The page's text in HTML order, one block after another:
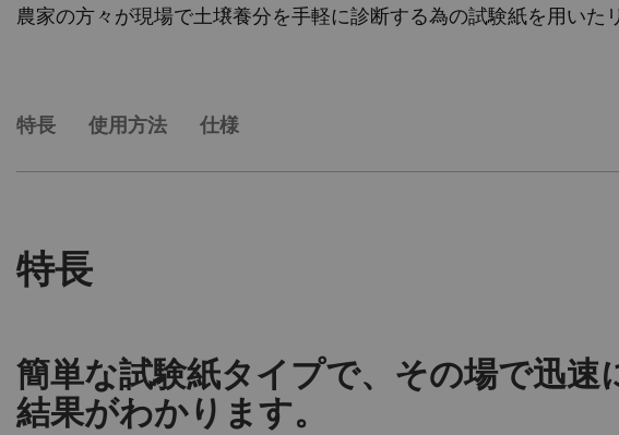
農家の方々が現場で土壌養分を手軽に診断する為の試験紙を用いた
特長 使用方法 仕様
特長
簡単な試験紙タイプで、その場で迅速
結果がわかります。